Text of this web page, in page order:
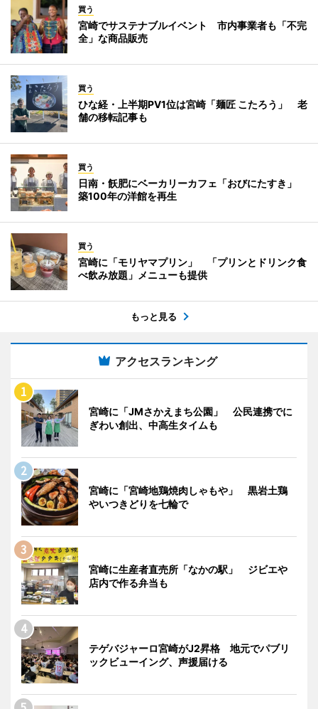
買う
宮崎でサステナブルイベント 市内事業者も「不完
全」な商品販売
買う
ひな経・上半期PV1位は宮崎「麺匠 こたろう」 老
舗の移転記事も
買う
日南・飫肥にベーカリーカフェ「おびにたすき」
築100年の洋館を再生
買う
宮崎に「モリヤマプリン」 「プリンとドリンク食
べ飲み放題」メニューも提供
もっと見る
アクセスランキング
宮崎に「JMさかえまち公園」 公民連携でに
ぎわい創出、中高生タイムも
宮崎に「宮崎地鶏焼肉しゃもや」 黒岩土鶏
やいつきどりを七輪で
宮崎に生産者直売所「なかの駅」 ジビエや
店内で作る弁当も
テゲバジャーロ宮崎がJ2昇格 地元でパブリ
ックビューイング、声援届ける